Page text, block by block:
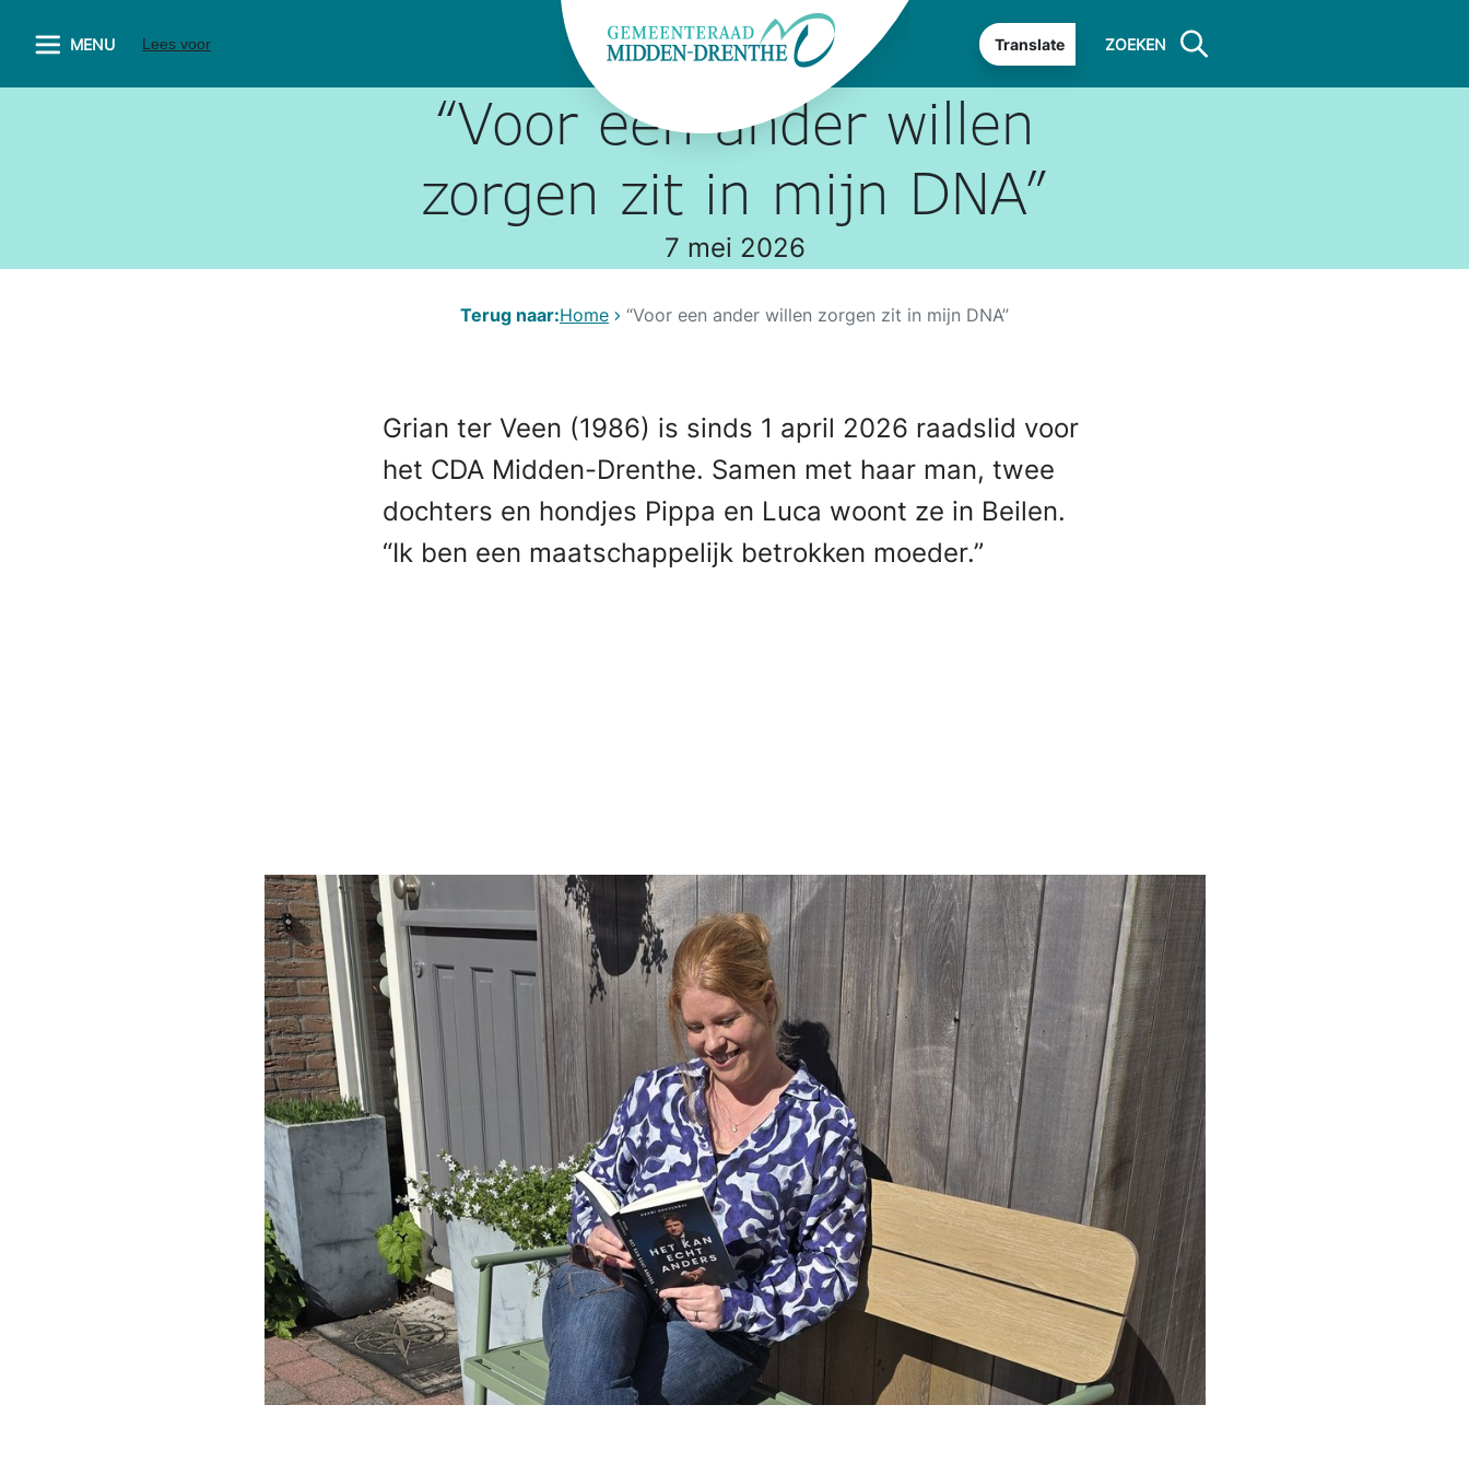
MENU Lees voor Translate ZOEKEN
“Voor een ander willen
zorgen zit in mijn DNA”
7 mei 2026
Terug naar:Home “Voor een ander willen zorgen zit in mijn DNA”
Grian ter Veen (1986) is sinds 1 april 2026 raadslid voor
het CDA Midden-Drenthe. Samen met haar man, twee
dochters en hondjes Pippa en Luca woont ze in Beilen.
“Ik ben een maatschappelijk betrokken moeder.”